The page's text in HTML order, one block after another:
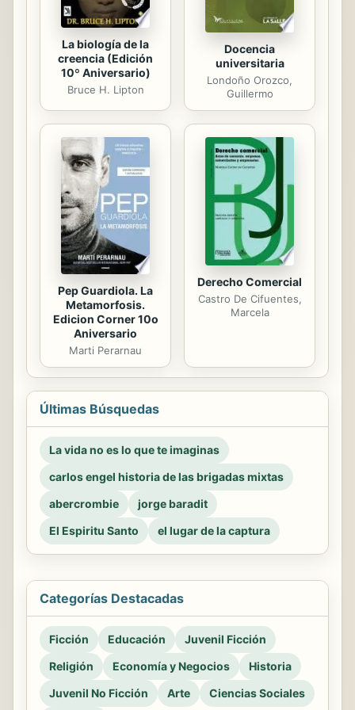
La biología de la
creencia (Edición
10º Aniversario)
Bruce H. Lipton
Docencia
universitaria
Londoño Orozco,
Guillermo
Pep Guardiola. La
Metamorfosis.
Edicion Corner 10o
Aniversario
Marti Perarnau
Derecho Comercial
Castro De Cifuentes,
Marcela
Últimas Búsquedas
La vida no es lo que te imaginas
carlos engel historia de las brigadas mixtas
abercrombie
jorge baradit
El Espiritu Santo
el lugar de la captura
Categorías Destacadas
Ficción Educación
Juvenil Ficción
Religión
Economía y Negocios
Historia
Juvenil No Ficción
Arte Ciencias Sociales